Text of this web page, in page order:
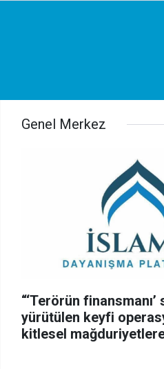
Genel Merkez
“‘Terörün finansmanı’
yürütülen keyfi
kitlesel